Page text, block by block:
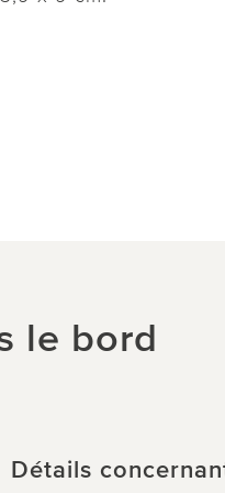
le bord
Détails